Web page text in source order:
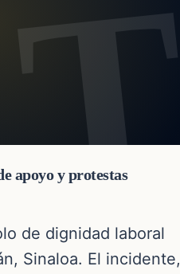
apoyo y protestas
de dignidad laboral
Sinaloa. El incidente,